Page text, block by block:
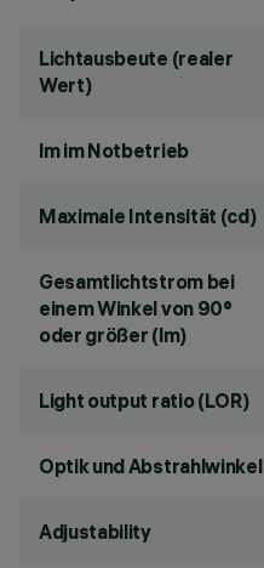
Lichtausbeute (realer
Wert)
lm im Notbetrieb
Maximale Intensität (cd)
Gesamtlichtstrom bei
einem Winkel von 90°
oder größer (lm)
Light output ratio (LOR)
Optik und Abstrahlwinkel
Adjustability